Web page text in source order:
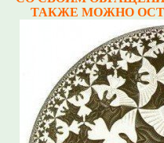
ТАКЖЕ МОЖНО